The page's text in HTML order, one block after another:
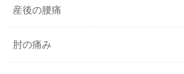
産後の腰痛
肘の痛み